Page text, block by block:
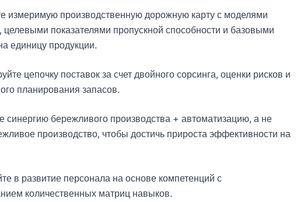
измеримую производственную дорожную карту с моделями
показателями пропускной способности и базовыми
единицу продукции.
цепочку поставок за счет двойного сорсинга, оценки рисков и
планирования запасов.
синергию бережливого производства + автоматизацию, а не
производство, чтобы достичь прироста эффективности на
в развитие персонала на основе компетенций с
количественных матриц навыков.